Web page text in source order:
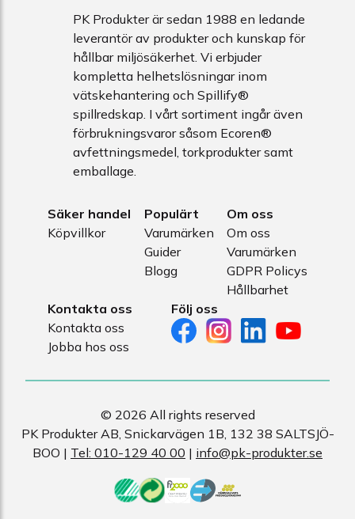
PK Produkter är sedan 1988 en ledande
leverantör av produkter och kunskap för
hållbar miljösäkerhet. Vi erbjuder
kompletta helhetslösningar inom
vätskehantering och Spillify®
spillredskap. I vårt sortiment ingår även
förbrukningsvaror såsom Ecoren®
avfettningsmedel, torkprodukter samt
emballage.
Säker handel
Köpvillkor
Populärt
Varumärken
Guider
Blogg
Om oss
Om oss
Varumärken
GDPR Policys
Hållbarhet
Kontakta oss
Kontakta oss
Jobba hos oss
Följ oss
© 2026 All rights reserved
PK Produkter AB, Snickarvägen 1B, 132 38 SALTSJÖ-
BOO | Tel: 010-129 40 00 | info@pk-produkter.se